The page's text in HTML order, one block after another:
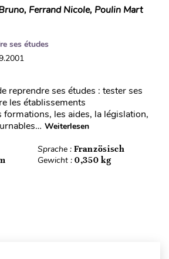
Ferrand Nicole, Poulin Mart
ses études
reprendre ses études : tester ses
les établissements
les aides, la législation,
Weiterlesen
Sprache : Französisch
Gewicht : 0,350 kg